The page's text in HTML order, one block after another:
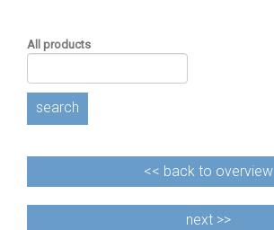
All products
search
<< back to overview
next >>